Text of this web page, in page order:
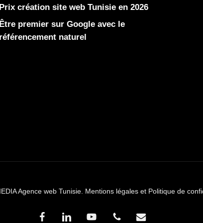
Prix création site web Tunisie en 2026
Être premier sur Google avec le
référencement naturel
Agence web Tunisie. Mentions légales et Politique de
facebooklinkedin youtube phone email